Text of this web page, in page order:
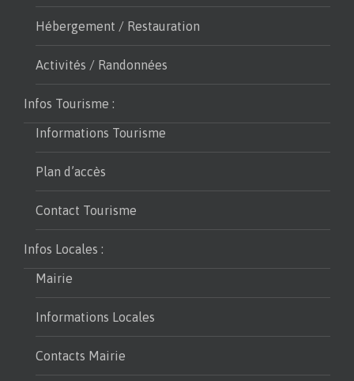
Hébergement / Restauration
Activités / Randonnées
Infos Tourisme :
Informations Tourisme
Plan d’accès
Contact Tourisme
Infos Locales :
Mairie
Informations Locales
Contacts Mairie